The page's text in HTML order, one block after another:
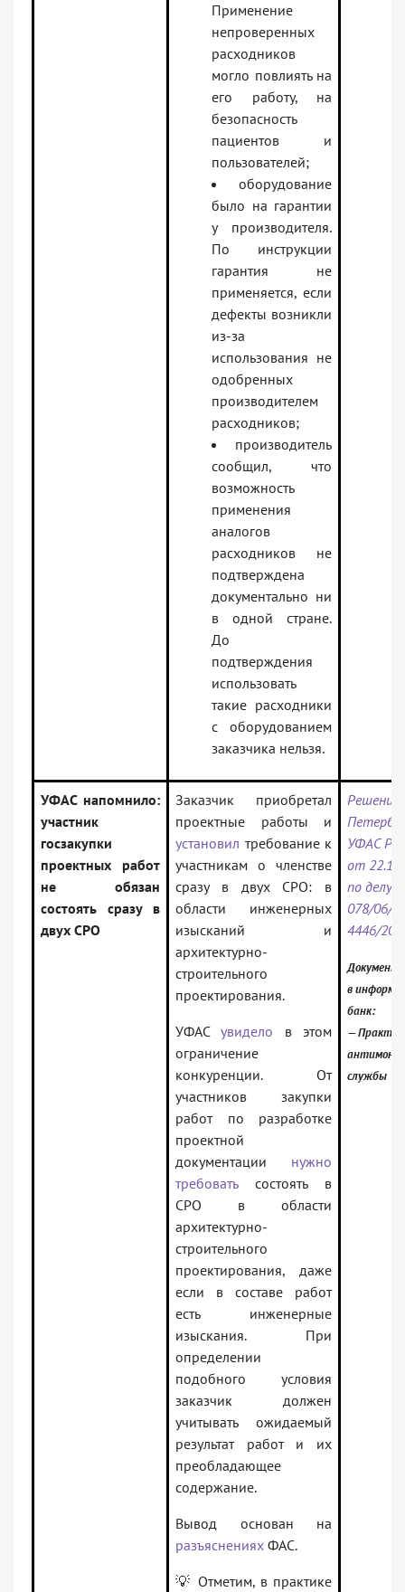
Применение
непроверенных
расходников
могло повлиять на
его работу, на
безопасность
пациентов и
пользователей;
оборудование
было на гарантии
у производителя.
По инструкции
гарантия не
применяется, если
дефекты возникли
из-за
использования не
одобренных
производителем
расходников;
производитель
сообщил, что
возможность
применения
аналогов
расходников не
подтверждена
документально ни
в одной стране.
До
подтверждения
использовать
такие расходники
с оборудованием
заказчика нельзя.
УФАС напомнило:
участник
госзакупки
проектных работ
не обязан
состоять сразу в
двух СРО
Заказчик приобретал
проектные работы и
установил требование к
участникам о членстве
сразу в двух СРО: в
области инженерных
изысканий и
архитектурно-
строительного
проектирования.
УФАСувидело в этом
ограничение
конкуренции. От
участников закупки
работ по разработке
проектной
документации нужно
требоватьсостоять в
СРО в области
архитектурно-
строительного
проектирования, даже
если в составе работ
есть инженерные
изыскания. При
определении
подобного условия
заказчик должен
учитывать ожидаемый
результат работ и их
преобладающее
содержание.
Вывод основан на
разъяснениях ФАС.
💡 Отметим, в практике
Решение
УФАС
от
по делу N
078/06/
4446/
Документ
в
банк:
—
службы